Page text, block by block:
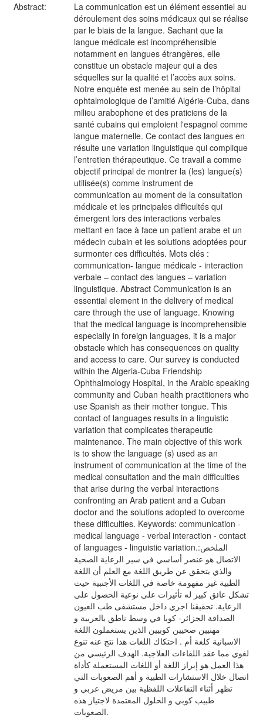
Abstract:
La communication est un élément essentiel au
déroulement des soins médicaux qui se réalise
par le biais de la langue. Sachant que la
langue médicale est incompréhensible
notamment en langues étrangères, elle
constitue un obstacle majeur qui a des
séquelles sur la qualité et l’accès aux soins.
Notre enquête est menée au sein de l’hôpital
ophtalmologique de l’amitié Algérie-Cuba, dans
milieu arabophone et des praticiens de la
santé cubains qui emploient l'espagnol comme
langue maternelle. Ce contact des langues en
résulte une variation linguistique qui complique
l’entretien thérapeutique. Ce travail a comme
objectif principal de montrer la (les) langue(s)
utilisée(s) comme instrument de
communication au moment de la consultation
médicale et les principales difficultés qui
émergent lors des interactions verbales
mettant en face à face un patient arabe et un
médecin cubain et les solutions adoptées pour
surmonter ces difficultés. Mots clés :
communication- langue médicale - interaction
verbale – contact des langues – variation
linguistique. Abstract Communication is an
essential element in the delivery of medical
care through the use of language. Knowing
that the medical language is incomprehensible
especially in foreign languages, it is a major
obstacle which has consequences on quality
and access to care. Our survey is conducted
within the Algeria-Cuba Friendship
Ophthalmology Hospital, in the Arabic speaking
community and Cuban health practitioners who
use Spanish as their mother tongue. This
contact of languages results in a linguistic
variation that complicates therapeutic
maintenance. The main objective of this work
is to show the language (s) used as an
instrument of communication at the time of the
medical consultation and the main difficulties
that arise during the verbal interactions
confronting an Arab patient and a Cuban
doctor and the solutions adopted to overcome
these difficulties. Keywords: communication -
medical language - verbal interaction - contact
of languages - linguistic variation.الملخص:
الاتصال هو عنصر أساسي في سير الرعاية الصحية
والذي يتحقق عن طريق اللغة مع العلم أن اللغة
الطبية غير مفهومة خاصة في اللغات الأجنبية حيث
تشكل عائق كبير له تأثيرات على نوعية الحصول على
الرعاية. تحقيقنا اجري داخل مستشفى طب العيون
الصداقة الجزائر- كوبا في وسط ناطق بالعربية و
مهنيين صحيين كوبيين الذين يستعملون اللغة
الاسبانية كلغة أم . احتكاك اللغات هذا نتج عنه تنوع
لغوي مما عقد اللقاءات العلاجية. الهدف الرئيسي من
هذا العمل هو إبراز اللغة أو اللغات المستعملة كأداة
اتصال خلال الاستشارات الطبية و أهم الصعوبات التي
تظهر أثناء التفاعلات اللفظية بين مريض عربي و
طبيب كوبي و الحلول المعتمدة لاجتياز هذه
الصعوبات.